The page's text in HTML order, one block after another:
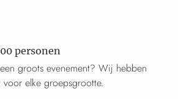
personen
groots evenement? Wij hebben
elke groepsgrootte.